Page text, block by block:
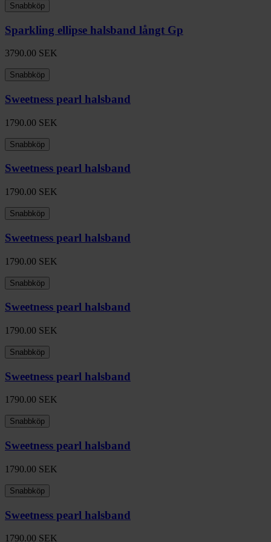
Snabbköp
Sparkling ellipse halsband långt Gp
3790.00 SEK
Snabbköp
Sweetness pearl halsband
1790.00 SEK
Snabbköp
Sweetness pearl halsband
1790.00 SEK
Snabbköp
Sweetness pearl halsband
1790.00 SEK
Snabbköp
Sweetness pearl halsband
1790.00 SEK
Snabbköp
Sweetness pearl halsband
1790.00 SEK
Snabbköp
Sweetness pearl halsband
1790.00 SEK
Snabbköp
Sweetness pearl halsband
1790.00 SEK